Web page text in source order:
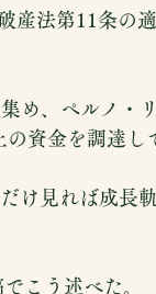
産法第11条の
め、ペルノ・
資金を調達し
け見れば成長
こう述べた。